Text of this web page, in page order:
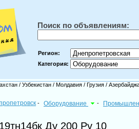
Поиск по объявлениям:
Регион:
Категория:
/ Узбекистан / Молдавия / Грузия /
- Оборудование -
Ду 200 Ру 10